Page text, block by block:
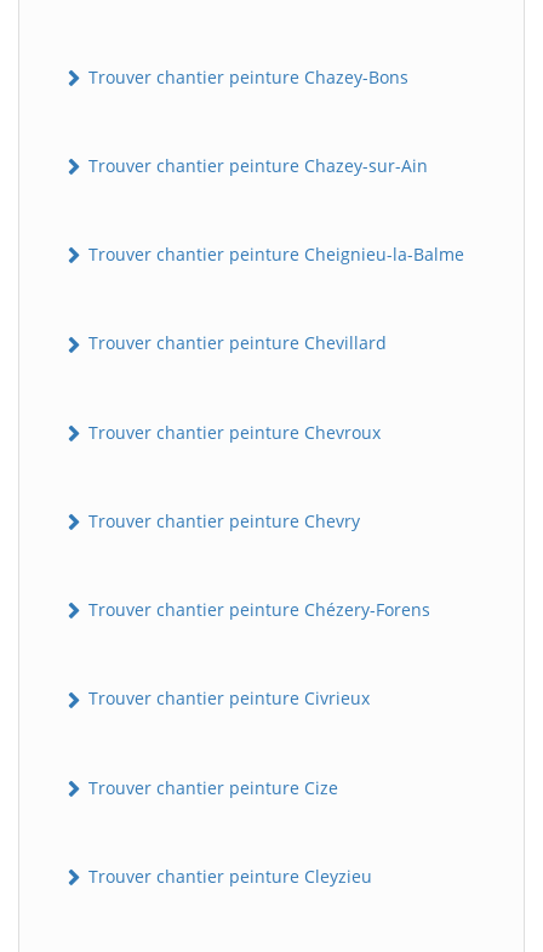
Trouver chantier peinture Chazey-Bons
Trouver chantier peinture Chazey-sur-Ain
Trouver chantier peinture Cheignieu-la-Balme
Trouver chantier peinture Chevillard
Trouver chantier peinture Chevroux
Trouver chantier peinture Chevry
Trouver chantier peinture Chézery-Forens
Trouver chantier peinture Civrieux
Trouver chantier peinture Cize
Trouver chantier peinture Cleyzieu